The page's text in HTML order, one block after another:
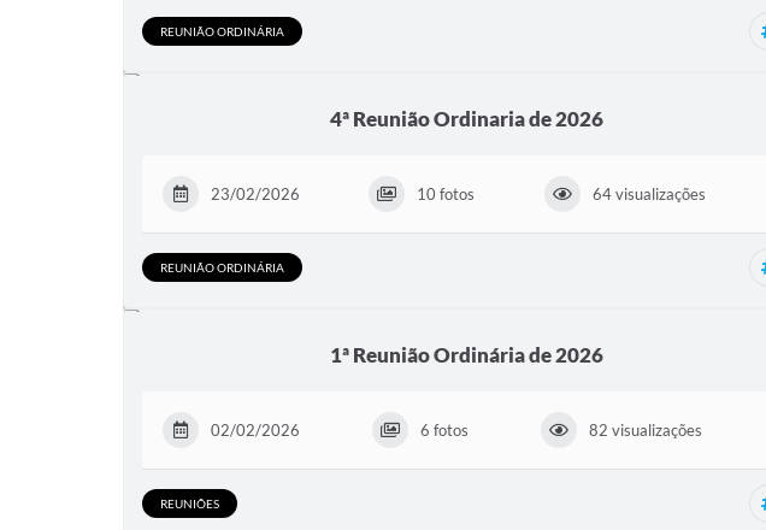
REUNIÃO ORDINÁRIA
4ª Reunião Ordinaria de 2026
23/02/2026 10 fotos 64 visualizações
REUNIÃO ORDINÁRIA
1ª Reunião Ordinária de 2026
02/02/2026 6 fotos 82 visualizações
REUNIÕES